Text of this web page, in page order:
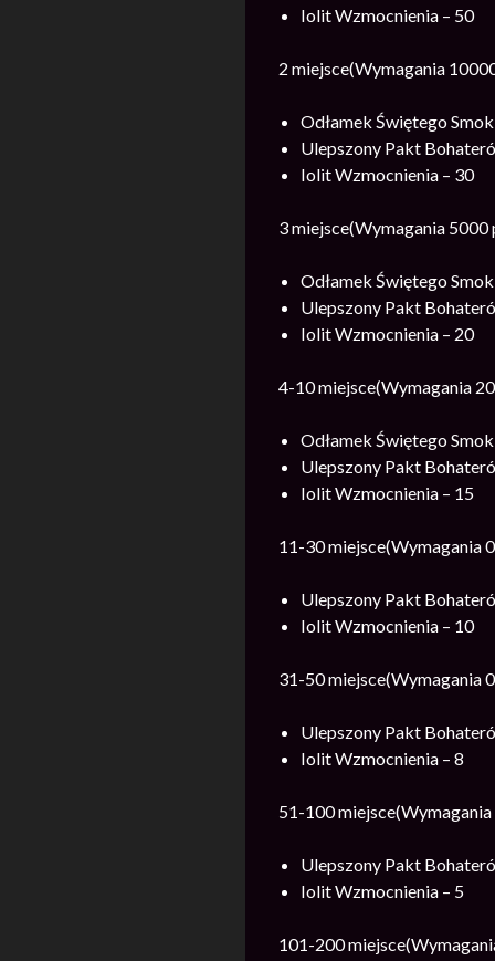
Iolit Wzmocnienia – 50
2 miejsce(Wymagania
Odłamek Świętego
Ulepszony Pakt
Iolit Wzmocnienia – 30
3 miejsce(Wymagania 5000
Odłamek Świętego
Ulepszony Pakt
Iolit Wzmocnienia – 20
4-10 miejsce(Wymagania
Odłamek Świętego
Ulepszony Pakt
Iolit Wzmocnienia – 15
11-30 miejsce(Wymagania
Ulepszony Pakt
Iolit Wzmocnienia – 10
31-50 miejsce(Wymagania
Ulepszony Pakt
Iolit Wzmocnienia – 8
51-100
Ulepszony Pakt
Iolit Wzmocnienia – 5
101-200